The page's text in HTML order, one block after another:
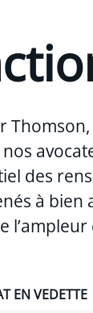
nos
des
à bien
EN VEDETTE